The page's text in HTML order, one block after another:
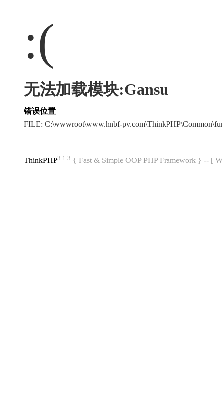
:(
无法加载模块:Gansu
错误位置
FILE: C:\wwwroot\www.hnbf-
ThinkPHP3.1.3 { Fast & Simple OOP PHP Framework } -- [